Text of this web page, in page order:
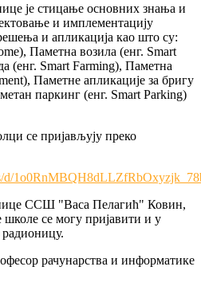
је стицање основних знања и
и имплементацију
и апликација као што су:
Паметна возила (енг. Smart
(енг. Smart Farming), Паметна
Паметне апликације за бригу
паркинг (енг. Smart Parking)
се пријављују преко
d/
ССШ "Васа Пелагић" Ковин,
се могу пријавити и у
рачунарства и информатике